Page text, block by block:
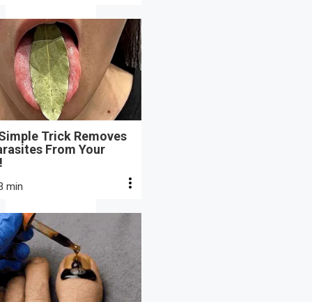
Trick Removes
From Your
min